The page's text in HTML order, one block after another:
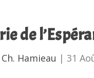
de
Ch. Hamieau |31